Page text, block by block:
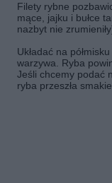
Filety rybne
mące, jajku i bułce
nazbyt nie
Układać na
warzywa. Ryba
Jeśli chcemy podać
ryba przeszła